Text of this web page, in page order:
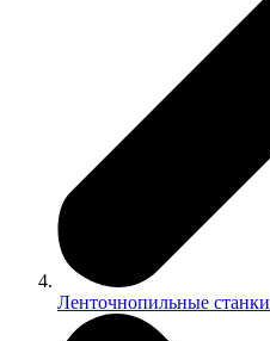
Ленточнопильные станки